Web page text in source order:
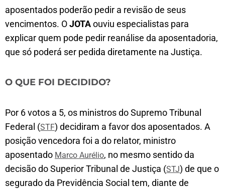
aposentados poderão pedir a revisão de seus
vencimentos. OJOTAouviu especialistas para
explicar quem pode pedir reanálise da aposentadoria,
que só poderá ser pedida diretamente na Justiça.
O QUE FOI DECIDIDO?
Por 6 votos a 5, os ministros do Supremo Tribunal
Federal (STF) decidiram a favor dos aposentados. A
posição vencedora foi a do relator, ministro
aposentado Marco Aurélio, no mesmo sentido da
decisão do Superior Tribunal de Justiça (STJ) de que o
segurado da Previdência Social tem, diante de